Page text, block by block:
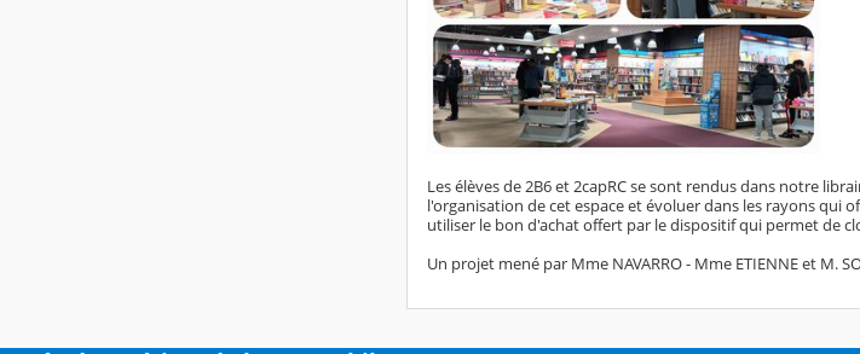
Les élèves de 2B6 et 2capRC se sont rendus dans notre
l'organisation de cet espace et évoluer dans les rayons qui
utiliser le bon d'achat offert par le dispositif qui permet de
Un projet mené par Mme NAVARRO - Mme ETIENNE et M.